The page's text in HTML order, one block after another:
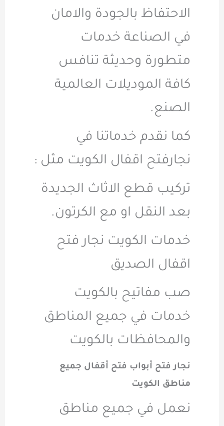
الاحتفاظ بالجودة والامان
في الصناعة خدمات
متطورة وحديثة تنافس
كافة الموديلات العالمية
الصنع.
كما نقدم خدماتنا في
نجارفتح اقفال الكويت مثل :
تركيب قطع الاثاث الجديدة
بعد النقل او مع الكرتون.
خدمات الكويت نجار فتح
اقفال الصديق
صب مفاتيح بالكويت
خدمات في جميع المناطق
والمحافظات بالكويت
نجار فتح أبواب فتح أقفال جميع
مناطق الكويت
نعمل في جميع مناطق